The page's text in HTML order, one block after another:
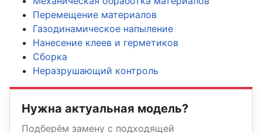
Перемещение материалов
Газодинамическое напыление
Нанесение клеев и герметиков
Сборка
Неразрушающий контроль
Нужна актуальная модель?
Подберём замену с подходящей